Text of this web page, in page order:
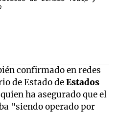
confirmado en redes
de Estado deEstados
ha asegurado que el
"siendo operado por